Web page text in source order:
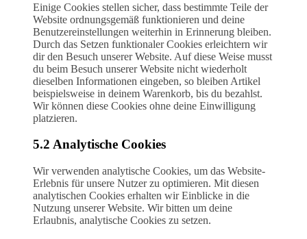
Einige Cookies stellen sicher, dass bestimmte Teile der
Website ordnungsgemäß funktionieren und deine
Benutzereinstellungen weiterhin in Erinnerung bleiben.
Durch das Setzen funktionaler Cookies erleichtern wir
dir den Besuch unserer Website. Auf diese Weise musst
du beim Besuch unserer Website nicht wiederholt
dieselben Informationen eingeben, so bleiben Artikel
beispielsweise in deinem Warenkorb, bis du bezahlst.
Wir können diese Cookies ohne deine Einwilligung
platzieren.
5.2 Analytische Cookies
Wir verwenden analytische Cookies, um das Website-
Erlebnis für unsere Nutzer zu optimieren. Mit diesen
analytischen Cookies erhalten wir Einblicke in die
Nutzung unserer Website. Wir bitten um deine
Erlaubnis, analytische Cookies zu setzen.